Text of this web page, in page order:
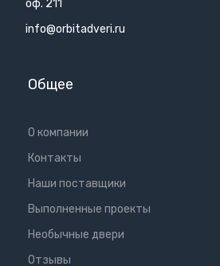
оф. 211
info@orbitadveri.ru
Общее
О компании
Контакты
Наши поставщики
Выполненные проекты
Необычные двери
Отзывы